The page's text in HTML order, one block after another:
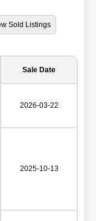
Sold Listings
Sale Date
2026-03-22
2025-10-13